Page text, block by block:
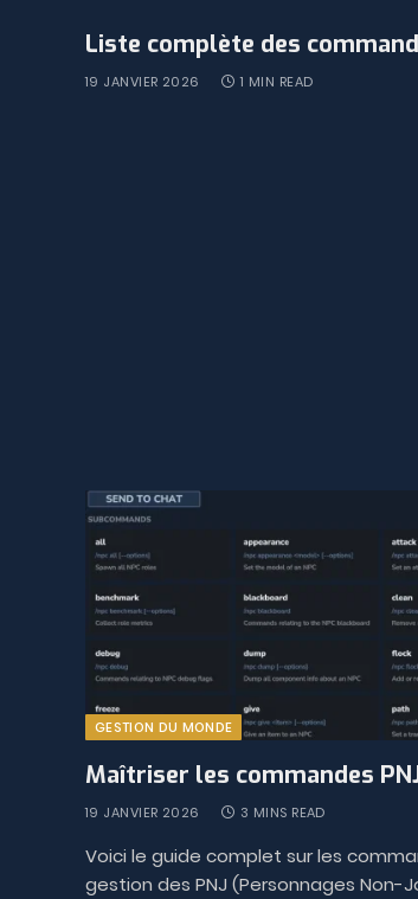
Liste complète des
19 JANVIER 2026 1 MIN READ
GESTION DU MONDE
Maîtriser les commandes
19 JANVIER 2026 3 MINS READ
Voici le guide complet sur les
gestion des PNJ (Personnages Non-